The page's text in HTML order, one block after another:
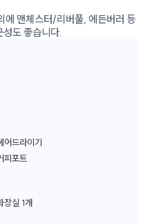
에 맨체스터/리버풀, 에든버러 등
도 좋습니다.
어드라이기
피포트
장실 1개